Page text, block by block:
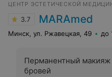
соответствует цветотипу ,
приятное общение). Желаю
удовольствием рекомендую
ЦЕНТР ЭСТЕТИЧЕСКОЙ
3.7 MARAmed
Минск, ул. Ржавецкая, 49 до
Перманентный макияж
бровей